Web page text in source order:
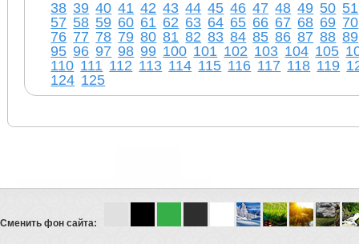
38 39 40 41 42 43 44 45 46 47 48 49 50 51
57 58 59 60 61 62 63 64 65 66 67 68 69 70
76 77 78 79 80 81 82 83 84 85 86 87 88 89
95 96 97 98 99 100 101 102 103 104 105
110 111 112 113 114 115 116 117 118 119
124 125
Сменить фон сайта: